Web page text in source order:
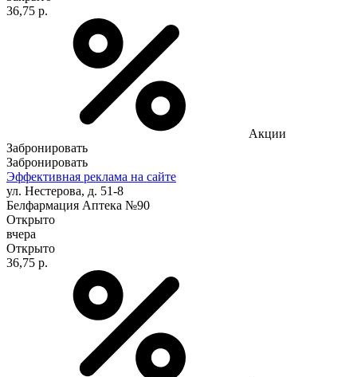
36,75 р.
Акции
Забронировать
Забронировать
Эффективная реклама на сайте
ул. Нестерова, д. 51-8
Белфармация Аптека №90
Открыто
вчера
Открыто
36,75 р.